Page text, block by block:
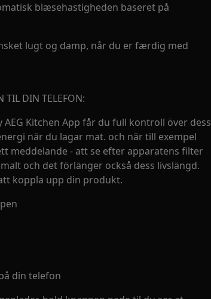
blæsehastigheden baseret på
lugt og damp, når du er færdig med
TIL DIN TELEFON:
Kitchen App får du full kontroll över dess
när du lagar mat. och när till exempel
meddelande - att se efter apparatens filter
och det förlänger också dess livslängd.
koppla upp din produkt.
din telefon